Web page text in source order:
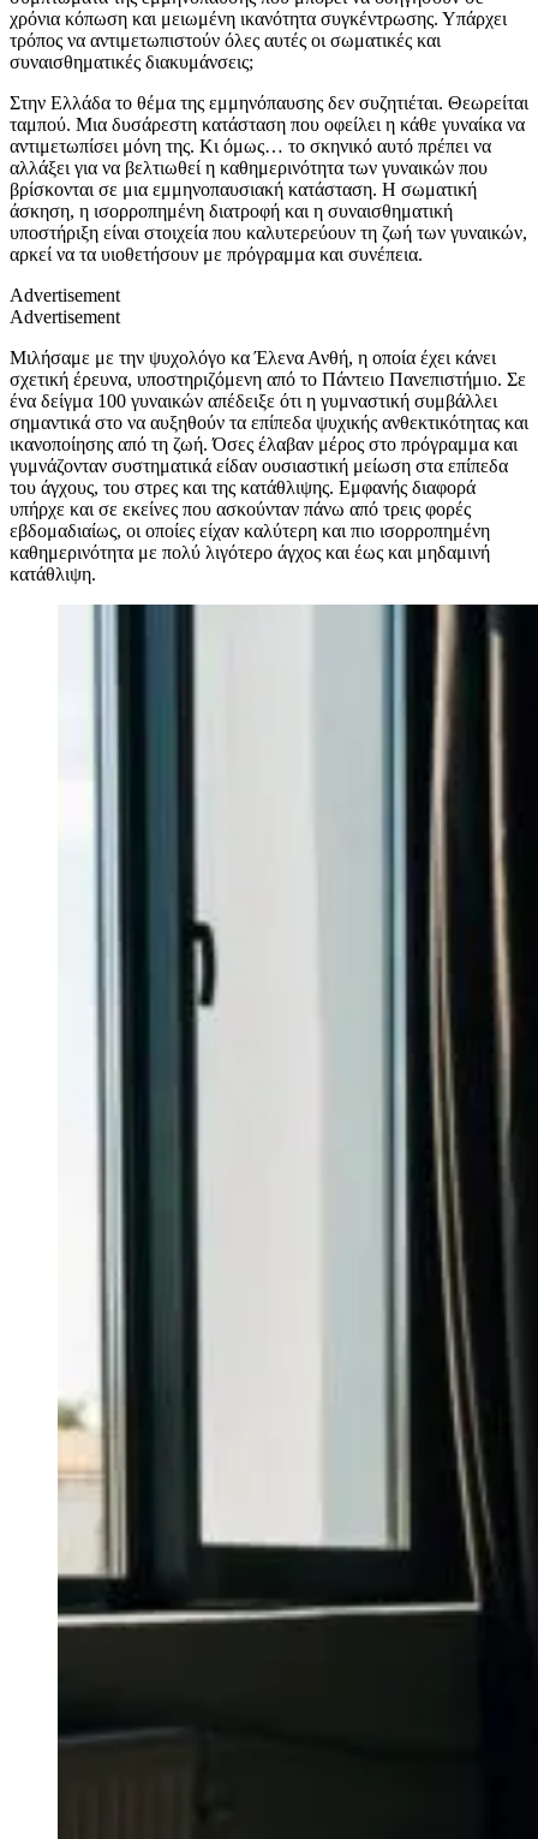
χρόνια κόπωση και μειωμένη ικανότητα συγκέντρωσης. Υπάρχει
τρόπος να αντιμετωπιστούν όλες αυτές οι σωματικές και
συναισθηματικές διακυμάνσεις;
Στην Ελλάδα το θέμα της εμμηνόπαυσης δεν συζητιέται. Θεωρείται
ταμπού. Μια δυσάρεστη κατάσταση που οφείλει η κάθε γυναίκα να
αντιμετωπίσει μόνη της. Κι όμως… το σκηνικό αυτό πρέπει να
αλλάξει για να βελτιωθεί η καθημερινότητα των γυναικών που
βρίσκονται σε μια εμμηνοπαυσιακή κατάσταση. Η σωματική
άσκηση, η ισορροπημένη διατροφή και η συναισθηματική
υποστήριξη είναι στοιχεία που καλυτερεύουν τη ζωή των γυναικών,
αρκεί να τα υιοθετήσουν με πρόγραμμα και συνέπεια.
Advertisement
Advertisement
Μιλήσαμε με την ψυχολόγο κα Έλενα Ανθή, η οποία έχει κάνει
σχετική έρευνα, υποστηριζόμενη από το Πάντειο Πανεπιστήμιο. Σε
ένα δείγμα 100 γυναικών απέδειξε ότι η γυμναστική συμβάλλει
σημαντικά στο να αυξηθούν τα επίπεδα ψυχικής ανθεκτικότητας και
ικανοποίησης από τη ζωή. Όσες έλαβαν μέρος στο πρόγραμμα και
γυμνάζονταν συστηματικά είδαν ουσιαστική μείωση στα επίπεδα
του άγχους, του στρες και της κατάθλιψης. Εμφανής διαφορά
υπήρχε και σε εκείνες που ασκούνταν πάνω από τρεις φορές
εβδομαδιαίως, οι οποίες είχαν καλύτερη και πιο ισορροπημένη
καθημερινότητα με πολύ λιγότερο άγχος και έως και μηδαμινή
κατάθλιψη.